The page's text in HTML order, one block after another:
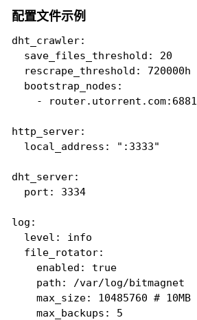
配置文件示例
dht_crawler:
  save_files_threshold: 20
  rescrape_threshold: 720000h
  bootstrap_nodes:
    - router.utorrent.com:6881
http_server:
  local_address: ":3333"
dht_server:
  port: 3334
log:
  level: info
  file_rotator:
    enabled: true
    path: /var/log/bitmagnet
    max_size: 10485760 # 10MB
    max_backups: 5